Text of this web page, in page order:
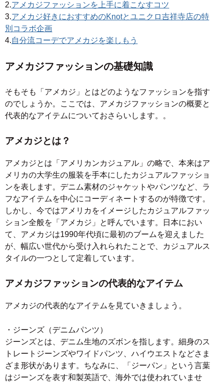
2.アメカジファッションを上手に着こなすコツ
3.アメカジ好きにおすすめのKnotとユニクロ吉祥寺店の特
別コラボ企画
4.自分流コーデでアメカジを楽しもう
アメカジファッションの基礎知識
そもそも「アメカジ」とはどのようなファッションを指す
のでしょうか。ここでは、アメカジファッションの概要と
代表的なアイテムについておさらいします。。
アメカジとは？
アメカジとは「アメリカンカジュアル」の略で、本来はア
メリカの大学生の服装を手本にしたカジュアルファッショ
ンを表します。デニム素材のジャケットやパンツなど、ラ
フなアイテムを中心にコーディネートするのが特徴です。
しかし、今ではアメリカをイメージしたカジュアルファッ
ション全般を「アメカジ」と呼んでいます。日本におい
て、アメカジは1990年代頃に最初のブームを迎えました
が、幅広い世代から受け入れられたことで、カジュアルス
タイルの一つとして定着しています。
アメカジファッションの代表的なアイテム
アメカジの代表的なアイテムを見ていきましょう。
・ジーンズ（デニムパンツ）
ジーンズとは、デニム生地のズボンを指します。細身のス
トレートジーンズやワイドパンツ、ハイウエストなどさま
ざま形状があります。ちなみに、「ジーパン」という言葉
はジーンズを表す和製英語で、海外では使われていませ